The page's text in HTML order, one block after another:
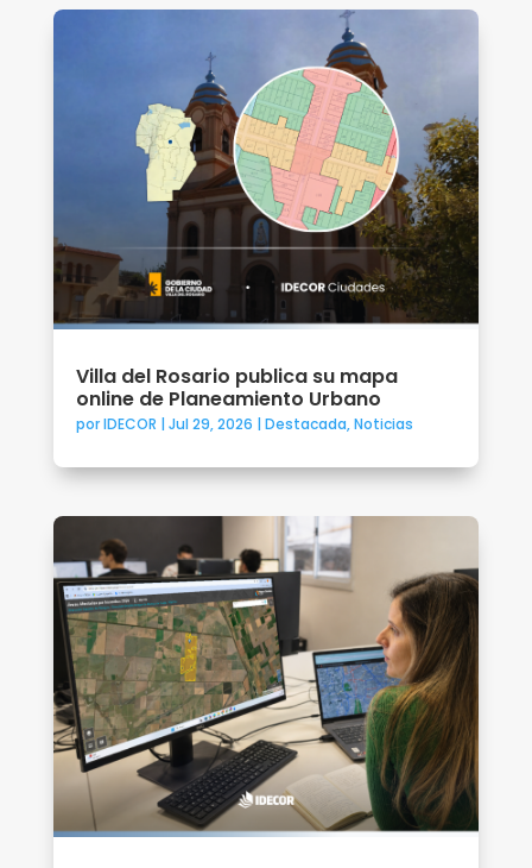
Villa del Rosario publica su mapa
online de Planeamiento Urbano
porIDECOR | Jul 29, 2026 | Destacada,Noticias